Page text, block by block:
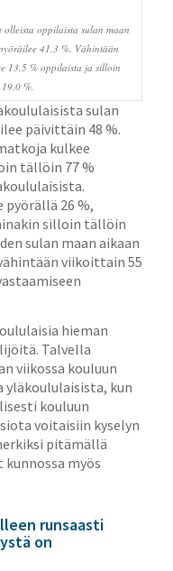
olleista oppilaista sulan maan
41,3 %. Vähintään
13,5 % oppilaista ja silloin
%.
sulan
päivittäin 48 %.
kulkee
tällöin 77 %
26 %,
silloin tällöin
sulan maan aikaan
viikoittain 55
hieman
Talvella
viikossa kouluun
yläkoululaisista, kun
kouluun
voitaisiin kyselyn
pitämällä
myös
runsaasti
on